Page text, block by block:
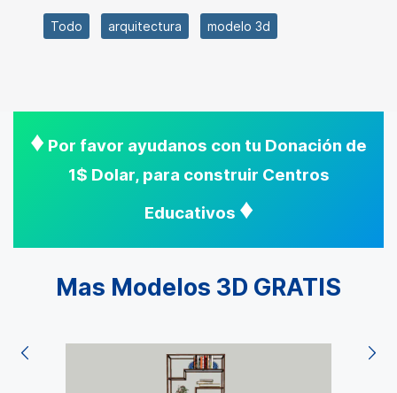
Todo arquitectura modelo 3d
♦ Por favor ayudanos con tu Donación de
1$ Dolar, para construir Centros
Educativos ♦
Mas Modelos 3D GRATIS